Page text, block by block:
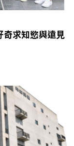
求知慾與遠見